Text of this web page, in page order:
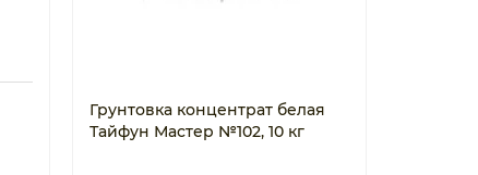
Грунтовка концентрат белая
Тайфун Мастер №102, 10 кг